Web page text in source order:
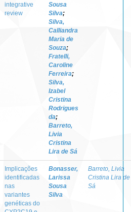
integrative
review
Sousa
Silva;
Silva,
Calliandra
Maria de
Souza;
Fratelli,
Caroline
Ferreira;
Silva,
Izabel
Cristina
Rodrigues
da;
Barreto,
Livia
Cristina
Lira de Sá
Implicações
identificadas
nas
variantes
genéticas do
Bonasser,
Larissa
Sousa
Silva
Barreto, Livia
Cristina Lira de
Sá